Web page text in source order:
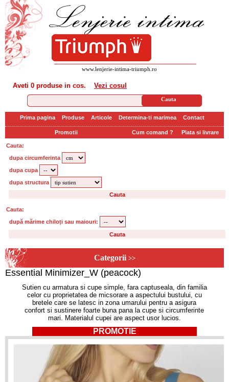
www.lenjerie-intima-triumph.ro
Aveti 0 produse in cos. Vezi cosul
Prima pagina Produse Articole Determina-ti marimea Contact
Promotii Cum comand ? Plata si livrare
Cauta:
dupa circumferinta
dupa cupa
dupa structura
Cauta:
după mărime chiloți sau maiouri:
Categorii >>
Essential Minimizer_W (peacock)
Sutien cu armatura si cupe simple, fara captuseala, din familia
celor cu proprietatea de micsorare a aspectului bustului, cu
bretele care se latesc in zona umarului pentru a asigura
confort si sustinere foarte buna pana la cupe si circumferinte
mari. Materialul cupei are aspect usor lucios.
PROMOTIE